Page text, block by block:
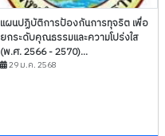
แผนปฏิบัติการป้องกันการทุจริต เพื่อ
ยกระดับคุณธรรมและความโปร่งใส
(พ.ศ. 2566 - 2570)...
29 ม.ค. 2568